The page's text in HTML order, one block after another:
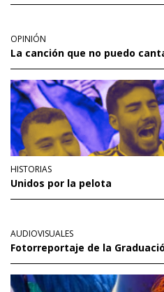
OPINIÓN
La canción que no puedo
HISTORIAS
Unidos por la pelota
AUDIOVISUALES
Fotorreportaje de la